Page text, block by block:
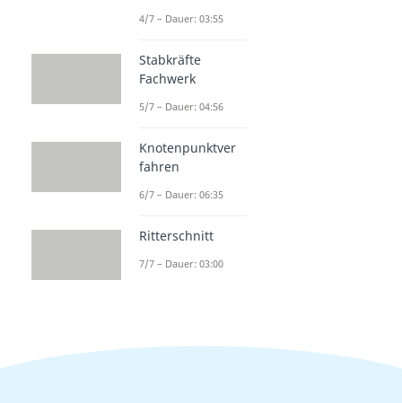
4/7 – Dauer: 03:55
Stabkräfte
Fachwerk
5/7 – Dauer: 04:56
Knotenpunktver
fahren
6/7 – Dauer: 06:35
Ritterschnitt
7/7 – Dauer: 03:00